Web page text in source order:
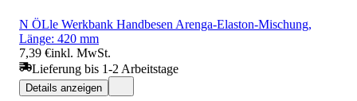
N ÖLle Werkbank Handbesen Arenga-Elaston-Mischung,
Länge: 420 mm
7,39 €inkl. MwSt.
Lieferung bis 1-2 Arbeitstage
Details anzeigen